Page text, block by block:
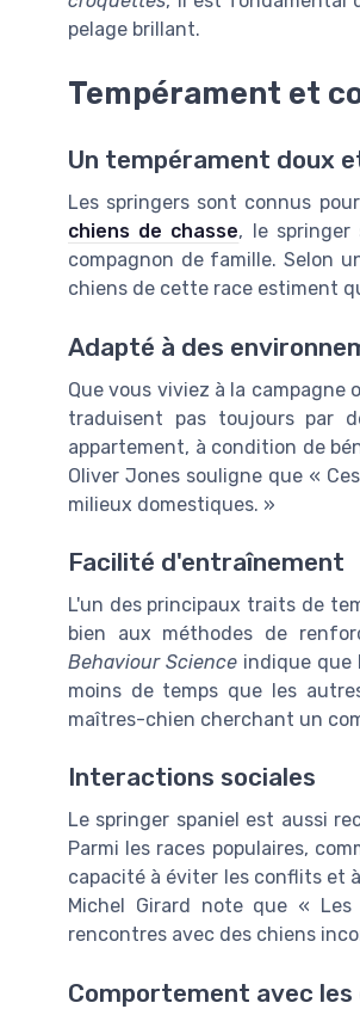
pelage brillant.
Tempérament et
Un tempérament doux
Les springers sont connus
chiens de chasse, le springer
compagnon de famille. Selon
chiens de cette race estiment
Adapté à des
Que vous viviez à la campagne
traduisent pas toujours par
appartement, à condition de
Oliver Jones souligne que «
milieux domestiques. »
Facilité d'entraînement
L'un des principaux traits de
bien aux méthodes de
Behaviour Science indique que
moins de temps que les
maîtres-chien cherchant un
Interactions sociales
Le springer spaniel est aussi
Parmi les races populaires,
capacité à éviter les conflits et
Michel Girard note que «
rencontres avec des chiens
Comportement avec